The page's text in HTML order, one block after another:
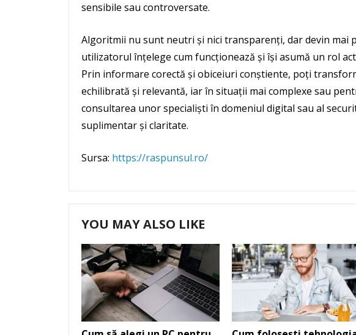
sensibile sau controversate.
Algoritmii nu sunt neutri și nici transparenți, dar devin mai
utilizatorul înțelege cum funcționează și își asumă un rol
Prin informare corectă și obiceiuri conștiente, poți
echilibrată și relevantă, iar în situații mai complexe sau
consultarea unor specialiști în domeniul digital sau al
suplimentar și claritate.
Sursa: https://raspunsul.ro/
YOU MAY ALSO LIKE